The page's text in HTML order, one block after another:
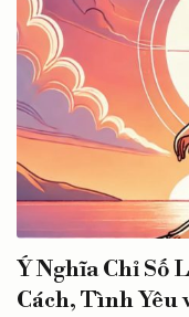
nghiệp của những
Mời các bạn cùng
Ý Nghĩa Chỉ Số
Cách, Tình Yêu